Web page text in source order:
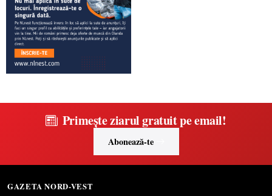
Primește ziarul gratuit pe email!
Abonează-te
GAZETA NORD-VEST